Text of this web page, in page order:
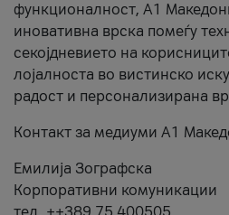
функционалност, А1
иновативна врска помеѓу
секојдневието на
лојалноста во вистинско
радост и персонализирана
Контакт за медиуми А1
Емилија Зографска
Корпоративни комуникации